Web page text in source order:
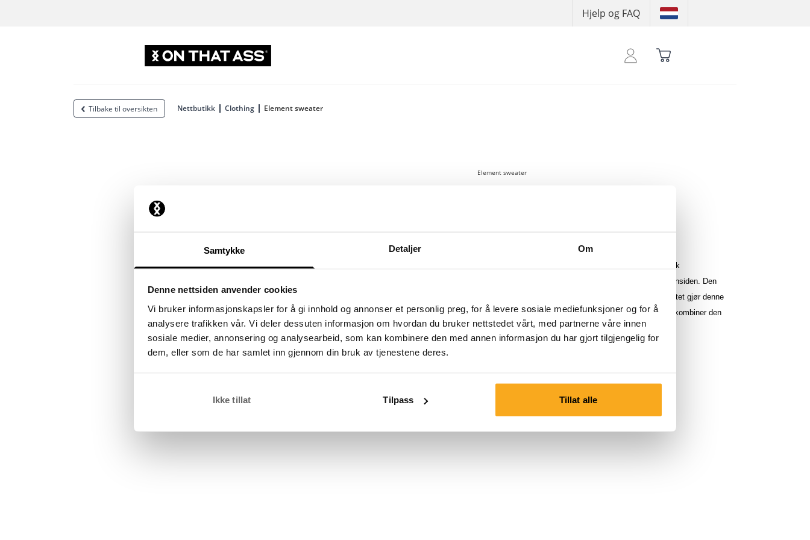
Samtykke Detaljer Om
Denne nettsiden anvender cookies
Vi bruker informasjonskapsler for å gi innhold og annonser et personlig preg, for å levere sosiale mediefunksjoner og for å
analysere trafikken vår. Vi deler dessuten informasjon om hvordan du bruker nettstedet vårt, med partnerne våre innen
sosiale medier, annonsering og analysearbeid, som kan kombinere den med annen informasjon du har gjort tilgjengelig for
dem, eller som de har samlet inn gjennom din bruk av tjenestene deres.
Ikke tillat Tilpass Tillat alle
Hjelp og FAQ
Tilbake til oversikten Nettbutikk Clothing Element sweater
Element sweater
Element-genseren kombinerer stil og komfort med en myk
bomullspolyesterblanding og et pustende frottéstoff på innsiden. Den
tidløse designen og det diskrete logotrykket midt på brystet gjør denne
genseren perfekt til hverdagsbruk. Bruk den casual eller kombiner den
med en matchende joggebukse for en komplett look.